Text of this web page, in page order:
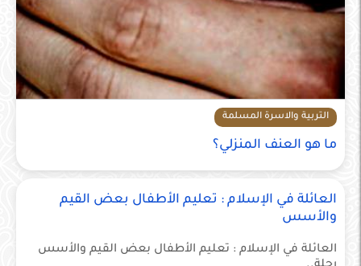
التربية والاسرة المسلمة
ما هو العنف المنزلي؟
العائلة في الإسلام : تعليم الأطفال بعض القيم
والأسس
العائلة في الإسلام : تعليم الأطفال بعض القيم والأسس